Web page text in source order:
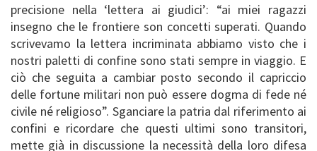
precisione nella ‘lettera ai giudici’: “ai miei ragazzi
insegno che le frontiere son concetti superati. Quando
scrivevamo la lettera incriminata abbiamo visto che i
nostri paletti di confine sono stati sempre in viaggio. E
ciò che seguita a cambiar posto secondo il capriccio
delle fortune militari non può essere dogma di fede né
civile né religioso”. Sganciare la patria dal riferimento ai
confini e ricordare che questi ultimi sono transitori,
mette già in discussione la necessità della loro difesa